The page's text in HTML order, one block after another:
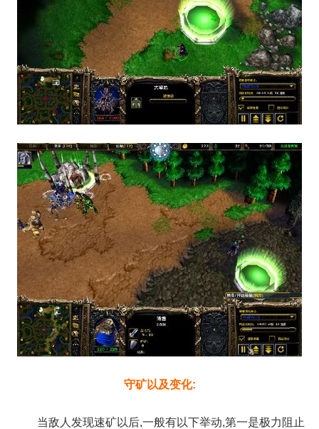
守矿以及变化:
当敌人发现速矿以后,一般有以下举动,第一是极力阻止